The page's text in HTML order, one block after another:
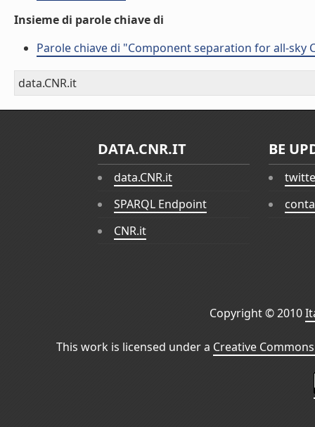
Insieme di parole chiave di
Parole chiave di "Component separation for all-sky
data.CNR.it
DATA.CNR.IT
data.CNR.it
SPARQL Endpoint
CNR.it
BE
Copyright © 2010
This work is licensed under a Creative